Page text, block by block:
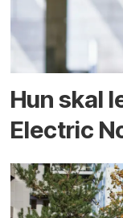
Hun skal
Electric